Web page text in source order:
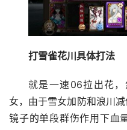
打雪雀花川具体打法
就是一速06拉出花
女，由于雪女加防和浪川
镜子的单段群伤作用下血